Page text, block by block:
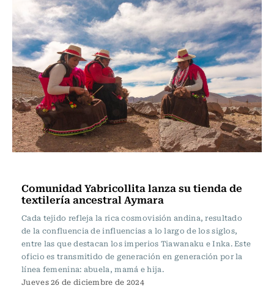
Comunidad Yabricollita lanza su tienda de
textilería ancestral Aymara
Cada tejido refleja la rica cosmovisión andina, resultado
de la confluencia de influencias a lo largo de los siglos,
entre las que destacan los imperios Tiawanaku e Inka. Este
oficio es transmitido de generación en generación por la
línea femenina: abuela, mamá e hija.
Jueves 26 de diciembre de 2024